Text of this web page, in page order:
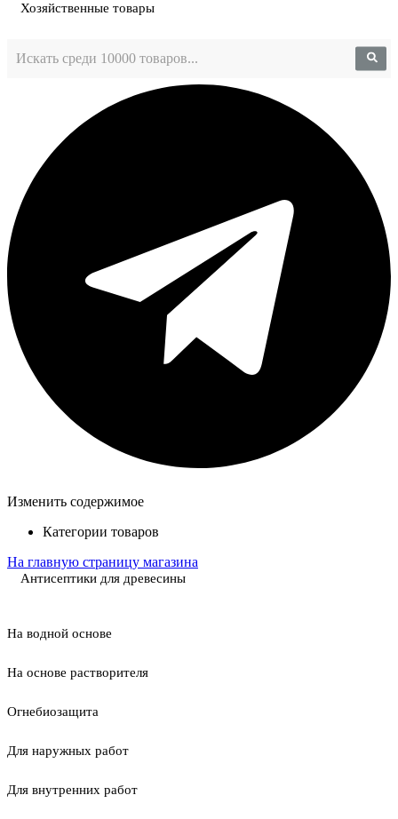
Хозяйственные товары
Изменить содержимое
Категории товаров
На главную страницу магазина
Антисептики для древесины
На водной основе
На основе растворителя
Огнебиозащита
Для наружных работ
Для внутренних работ